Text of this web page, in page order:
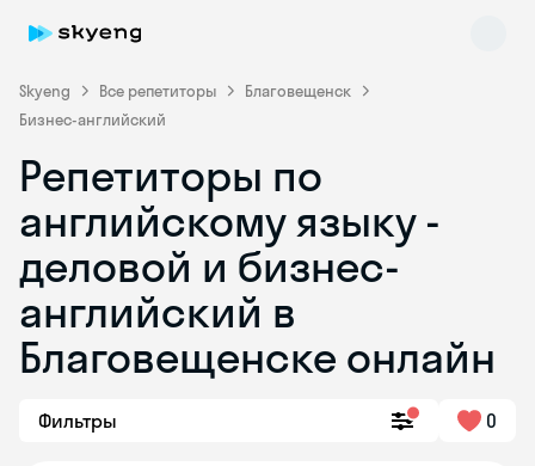
Skyeng Все репетиторы
Благовещенск
Бизнес-английский
Репетиторы по
английскому языку -
деловой и бизнес-
английский в
Благовещенске онлайн
Фильтры 0
Skyeng Chat